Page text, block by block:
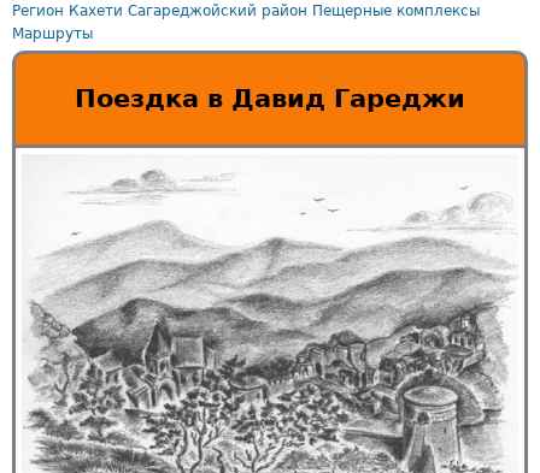
Регион Кахети Сагареджойский район Пещерные комплексы
Маршруты
Поездка в Давид Гареджи